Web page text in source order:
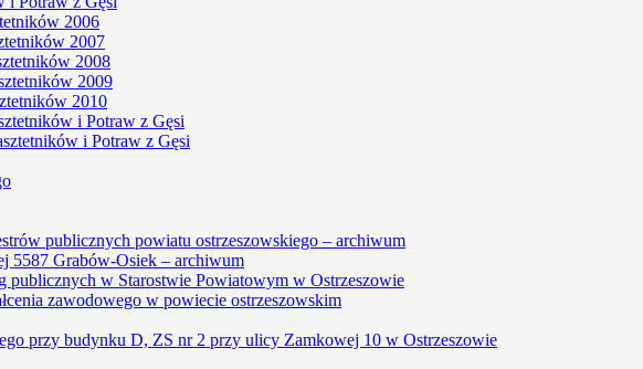
2006
2007
2008
2009
2010
i Potraw z Gęsi
i Potraw z Gęsi
publicznych powiatu ostrzeszowskiego – archiwum
5587 Grabów-Osiek – archiwum
publicznych w Starostwie Powiatowym w Ostrzeszowie
zawodowego w powiecie ostrzeszowskim
przy budynku D, ZS nr 2 przy ulicy Zamkowej 10 w Ostrzeszowie